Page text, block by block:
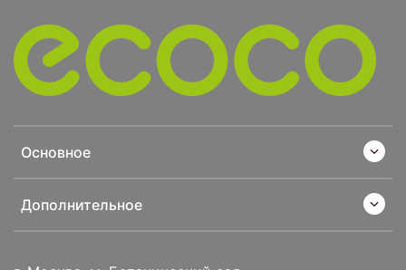
Основное
Дополнительное